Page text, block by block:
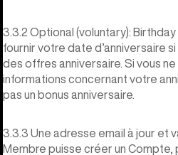
3.3.2 Optional (voluntary):
fournir votre date d’anniversaire
des offres anniversaire. Si vous
informations concernant votre
pas un bonus anniversaire.
3.3.3 Une adresse email à jour et
Membre puisse créer un